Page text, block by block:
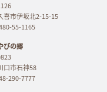
喜市伊坂北2-15-15
55-1165
びの郷
口市石神58
290-7777